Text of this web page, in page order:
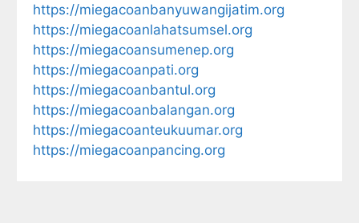
https://miegacoanbanyuwangijatim.org
https://miegacoanlahatsumsel.org
https://miegacoansumenep.org
https://miegacoanpati.org
https://miegacoanbantul.org
https://miegacoanbalangan.org
https://miegacoanteukuumar.org
https://miegacoanpancing.org